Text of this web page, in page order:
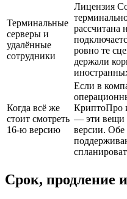
Терминальные
серверы и
удалённые
сотрудники
Лицензия
рассчитана
ровно те
держали
Когда всё же
стоит смотреть
16-ю версию
Если в
КриптоПро
— эти вещи
версии. Обе
Срок, продление